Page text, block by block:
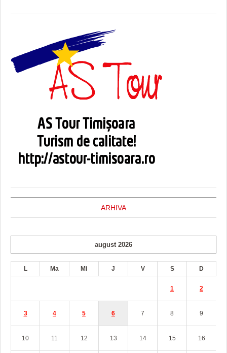
ARHIVA
august 2026
L Ma Mi J V S D
1 2
3 4 5 6 7 8 9
10 11 12 13 14 15 16